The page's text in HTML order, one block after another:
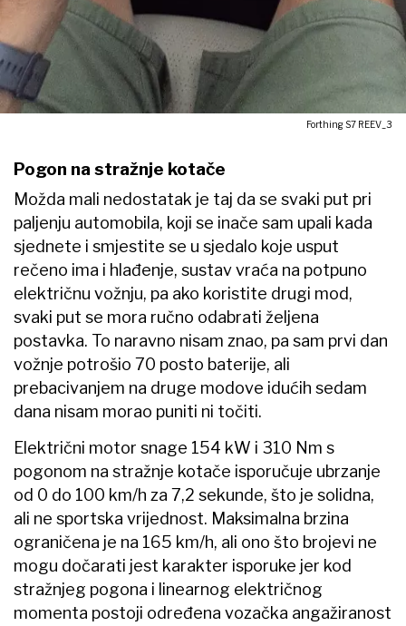
Forthing S7 REEV_3
Pogon na stražnje kotače
Možda mali nedostatak je taj da se svaki put pri
paljenju automobila, koji se inače sam upali kada
sjednete i smjestite se u sjedalo koje usput
rečeno ima i hlađenje, sustav vraća na potpuno
električnu vožnju, pa ako koristite drugi mod,
svaki put se mora ručno odabrati željena
postavka. To naravno nisam znao, pa sam prvi dan
vožnje potrošio 70 posto baterije, ali
prebacivanjem na druge modove idućih sedam
dana nisam morao puniti ni točiti.
Električni motor snage 154 kW i 310 Nm s
pogonom na stražnje kotače isporučuje ubrzanje
od 0 do 100 km/h za 7,2 sekunde, što je solidna,
ali ne sportska vrijednost. Maksimalna brzina
ograničena je na 165 km/h, ali ono što brojevi ne
mogu dočarati jest karakter isporuke jer kod
stražnjeg pogona i linearnog električnog
momenta postoji određena vozačka angažiranost